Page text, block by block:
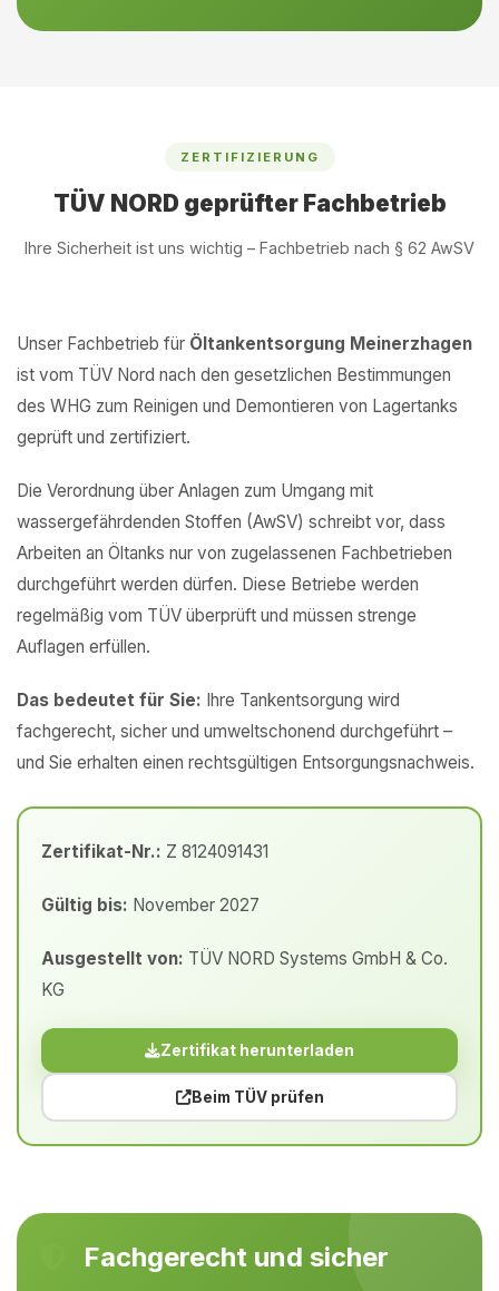
ZERTIFIZIERUNG
TÜV NORD geprüfter Fachbetrieb
Ihre Sicherheit ist uns wichtig – Fachbetrieb nach § 62 AwSV
Unser Fachbetrieb für Öltankentsorgung Meinerzhagen
ist vom TÜV Nord nach den gesetzlichen Bestimmungen
des WHG zum Reinigen und Demontieren von Lagertanks
geprüft und zertifiziert.
Die Verordnung über Anlagen zum Umgang mit
wassergefährdenden Stoffen (AwSV) schreibt vor, dass
Arbeiten an Öltanks nur von zugelassenen Fachbetrieben
durchgeführt werden dürfen. Diese Betriebe werden
regelmäßig vom TÜV überprüft und müssen strenge
Auflagen erfüllen.
Das bedeutet für Sie: Ihre Tankentsorgung wird
fachgerecht, sicher und umweltschonend durchgeführt –
und Sie erhalten einen rechtsgültigen Entsorgungsnachweis.
Zertifikat-Nr.: Z 8124091431
Gültig bis: November 2027
Ausgestellt von: TÜV NORD Systems GmbH & Co.
KG
Zertifikat herunterladen
Beim TÜV prüfen
Fachgerecht und sicher